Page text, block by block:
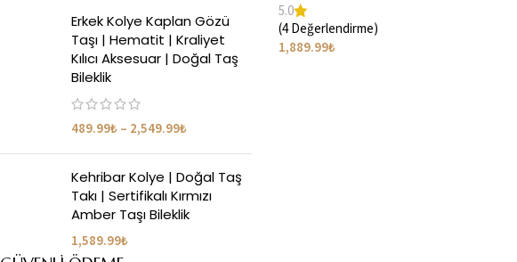
Erkek Kolye Kaplan Gözü
Taşı | Hematit | Kraliyet
Kılıcı Aksesuar | Doğal Taş
Bileklik
489.99₺– 2,549.99₺
Kehribar Kolye | Doğal Taş
Takı | Sertifikalı Kırmızı
Amber Taşı Bileklik
1,589.99₺
5.0
(4 Değerlendirme)
1,889.99₺